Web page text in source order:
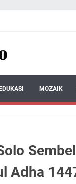
EDUKASI MOZAIK
Adha